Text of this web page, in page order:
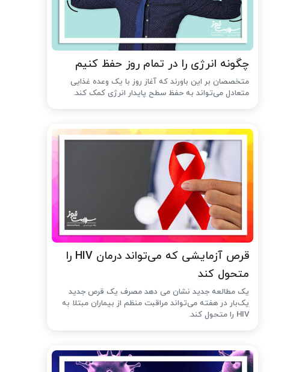
چگونه انرژی را در تمام روز حفظ کنیم
متخصصان بر این باورند که آغاز روز با یک وعده غذایی
متعادل می‌تواند به حفظ سطح پایدار انرژی کمک کند.
قرص آزمایشی که می‌تواند درمان HIV را
متحول کند
یک مطالعه جدید نشان می دهد مصرف یک قرص جدید
یک‌بار در هفته می‌تواند مراقبت منظم از بیماران مبتلا به
HIV را متحول کند.